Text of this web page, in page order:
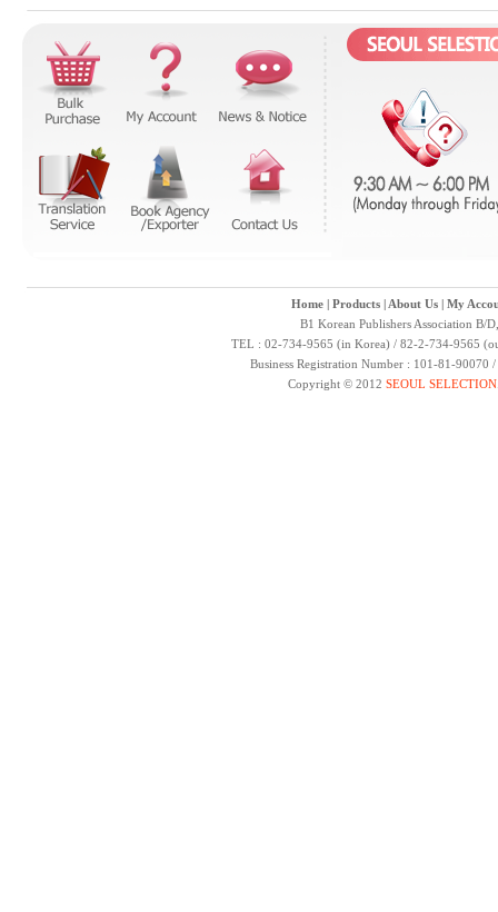
Home| Products| About Us| My
B1 Korean Publishers Association B/
TEL : 02-734-9565 (in Korea) / 82-2-734-9565
Business Registration Number : 101-81-
Copyright © 2012 SEOUL SELECTION